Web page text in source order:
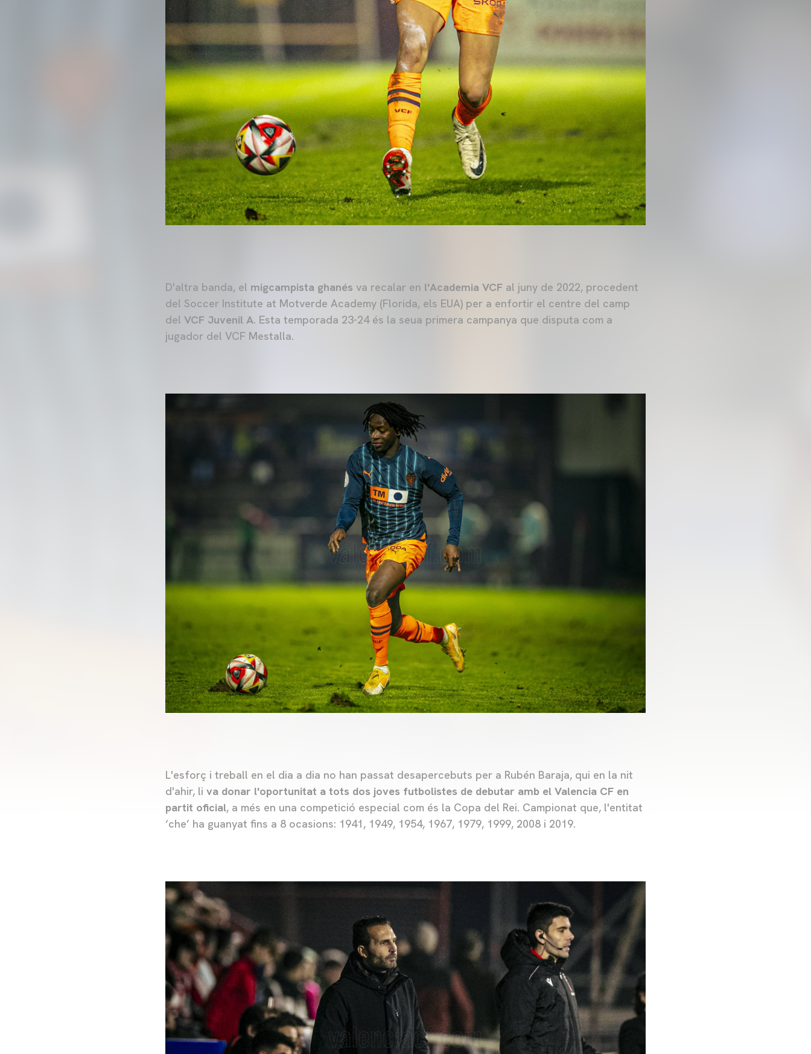
D'altra banda, el migcampista ghanés va recalar en l'Academia VCF al juny de 2022, procedent
del Soccer Institute at Motverde Academy (Florida, els EUA) per a enfortir el centre del camp
del VCF Juvenil A. Esta temporada 23-24 és la seua primera campanya que disputa com a
jugador del VCF Mestalla.
L'esforç i treball en el dia a dia no han passat desapercebuts per a Rubén Baraja, qui en la nit
d'ahir, li va donar l'oportunitat a tots dos joves futbolistes de debutar amb el Valencia CF en
partit oficial, a més en una competició especial com és la Copa del Rei. Campionat que, l'entitat
‘che’ ha guanyat fins a 8 ocasions: 1941, 1949, 1954, 1967, 1979, 1999, 2008 i 2019.